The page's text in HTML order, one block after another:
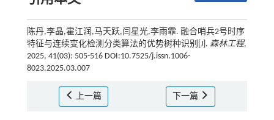
陈丹,李晶,霍江润,马天跃,闫星光,李雨霏. 融合哨兵2号时序
特征与连续变化检测分类算法的优势树种识别[J]. 森林工程,
2025, 41(03): 505-516 DOI:10.7525/j.issn.1006-
8023.2025.03.007
上一篇 下一篇